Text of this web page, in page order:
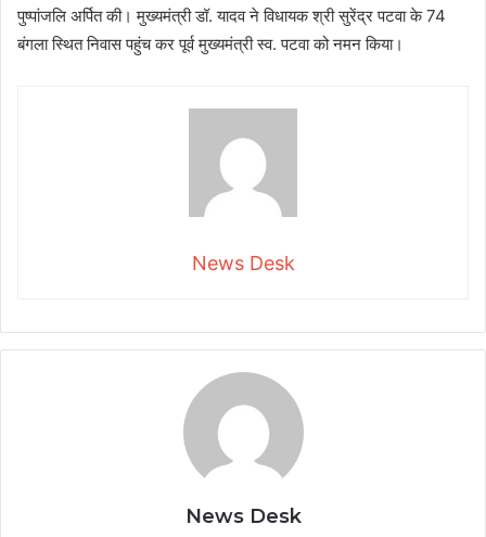
पुष्पांजलि अर्पित की। मुख्यमंत्री डॉ. यादव ने विधायक श्री सुरेंद्र पटवा के 74
बंगला स्थित निवास पहुंच कर पूर्व मुख्यमंत्री स्व. पटवा को नमन किया।
News Desk
News Desk